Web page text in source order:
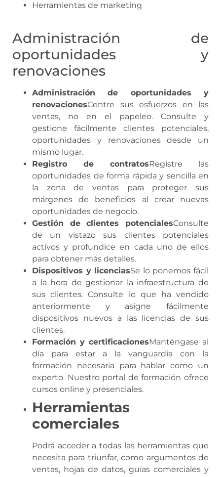
Herramientas de marketing
Administración de
oportunidades y
renovaciones
Administración de oportunidades y
renovacionesCentre sus esfuerzos en las
ventas, no en el papeleo. Consulte y
gestione fácilmente clientes potenciales,
oportunidades y renovaciones desde un
mismo lugar.
Registro de contratosRegistre las
oportunidades de forma rápida y sencilla en
la zona de ventas para proteger sus
márgenes de beneficios al crear nuevas
oportunidades de negocio.
Gestión de clientes potencialesConsulte
de un vistazo sus clientes potenciales
activos y profundice en cada uno de ellos
para obtener más detalles.
Dispositivos y licenciasSe lo ponemos fácil
a la hora de gestionar la infraestructura de
sus clientes. Consulte lo que ha vendido
anteriormente y asigne fácilmente
dispositivos nuevos a las licencias de sus
clientes.
Formación y certificacionesManténgase al
día para estar a la vanguardia con la
formación necesaria para hablar como un
experto. Nuestro portal de formación ofrece
cursos online y presenciales.
Herramientas
comerciales
Podrá acceder a todas las herramientas que
necesita para triunfar, como argumentos de
ventas, hojas de datos, guías comerciales y